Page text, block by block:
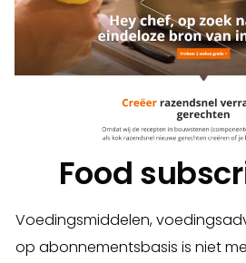
Food
Voedingsmiddelen,
op abonnementsbasis is niet